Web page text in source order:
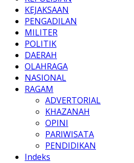
KEJAKSAAN
PENGADILAN
MILITER
POLITIK
DAERAH
OLAHRAGA
NASIONAL
RAGAM
ADVERTORIAL
KHAZANAH
OPINI
PARIWISATA
PENDIDIKAN
Indeks